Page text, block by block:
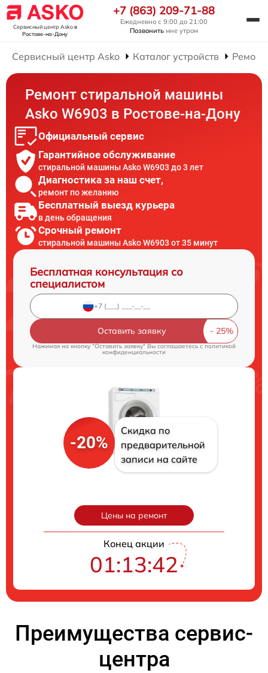
Сервисный центр Askoв
Ростове-на-Дону
+7 (863) 209-71-88
Ежедневно с 9:00 до 21:00
Позвонить мне утром
Сервисный центр Asko Каталог устройств
Ремонт стиральной машины
Asko W6903 в Ростове-на-Дону
Официальный сервис
Гарантийное обслуживание
стиральной машины Asko W6903 до 3 лет
Диагностика за наш счет,
ремонт по желанию
Бесплатный выезд курьера
в день обращения
Срочный ремонт
стиральной машины Asko W6903 от 35 минут
Бесплатная консультация со
специалистом
Оставить заявку
Нажимая на кнопку "Оставить заявку" Вы соглашаетесь cполитикой
конфиденциальности
-20%
Скидка по
предварительной
записи на сайте
Цены на ремонт
Конец акции
01:13:41
Преимущества сервис-
центра